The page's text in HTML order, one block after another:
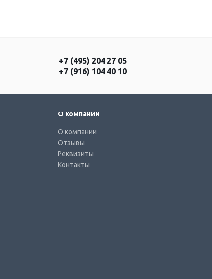
+7 (495) 204 27 05
+7 (916) 104 40 10
О компании
О компании
Отзывы
Реквизиты
Контакты